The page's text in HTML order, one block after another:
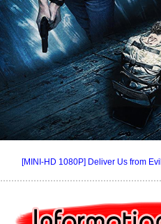
[MINI-HD 1080P] Deliver Us from